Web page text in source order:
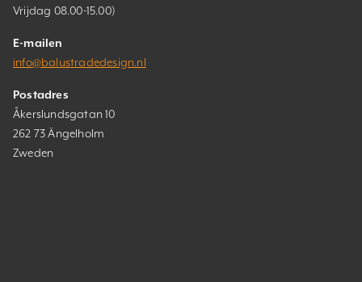
Vrijdag 08.00-15.00)
E-mailen
info@balustradedesign.nl
Postadres
Åkerslundsgatan 10
262 73 Ängelholm
Zweden